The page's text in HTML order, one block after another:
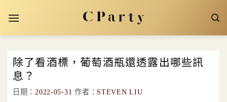
除了看酒標，葡萄酒瓶還透露出哪些訊
息？
日期：2022-05-31 作者： STEVEN LIU